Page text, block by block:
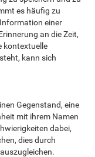
es häufig zu
einer
an die Zeit,
kontextuelle
kann sich
Gegenstand, eine
mit ihrem Namen
dabei,
dies durch